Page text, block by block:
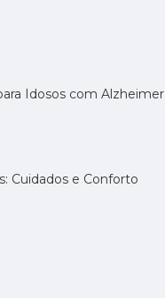
Idosos com Alzheimer
Cuidados e Conforto